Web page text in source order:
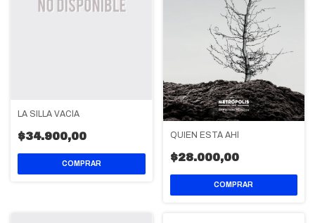
LA SILLA VACÍA
$34.900,00 QUIEN ESTÁ AHÍ
$28.000,00